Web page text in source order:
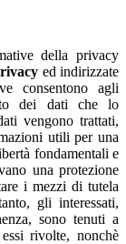
della privacy
ed indirizzate
consentono agli
dei dati che lo
vengono trattati,
utili per una
fondamentali e
una protezione
i mezzi di tutela
gli interessati,
sono tenuti a
rivolte, nonchè